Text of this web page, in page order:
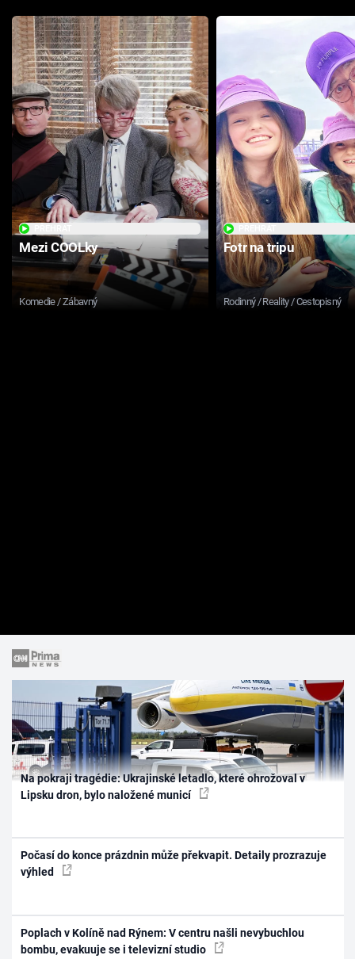
Mezi COOLky
Komedie / Zábavný
Fotr na tripu
Rodinný / Reality / Cestopisný
Na pokraji tragédie: Ukrajinské letadlo, které ohrožoval v
Lipsku dron, bylo naložené municí
Počasí do konce prázdnin může překvapit. Detaily prozrazuje
výhled
Poplach v Kolíně nad Rýnem: V centru našli nevybuchlou
bombu, evakuuje se i televizní studio